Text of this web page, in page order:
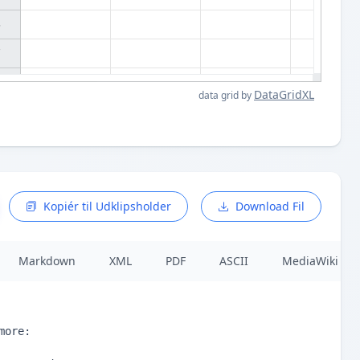
data grid by DataGridXL
Kopiér til Udklipsholder Download Fil
Markdown XML PDF ASCII MediaWiki